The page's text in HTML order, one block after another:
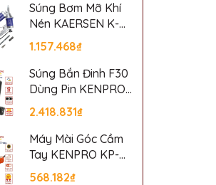
Súng Bơm Mỡ Khí
Nén KAERSEN K-
601
1.157.468₫
Súng Bắn Đinh F30
Dùng Pin KENPRO
F30P
2.418.831₫
Máy Mài Góc Cầm
Tay KENPRO KP-
100A
568.182₫